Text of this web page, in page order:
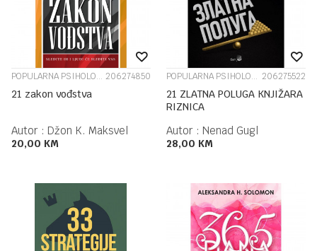
POPULARNA PSIHOLOGIJA 206274850
21 zakon vođstva
Autor : Džon K. Maksvel
20,00 KM
POPULARNA PSIHOLOGIJA 206275522
21 ZLATNA POLUGA KNJIŽARA
RIZNICA
Autor : Nenad Gugl
28,00 KM